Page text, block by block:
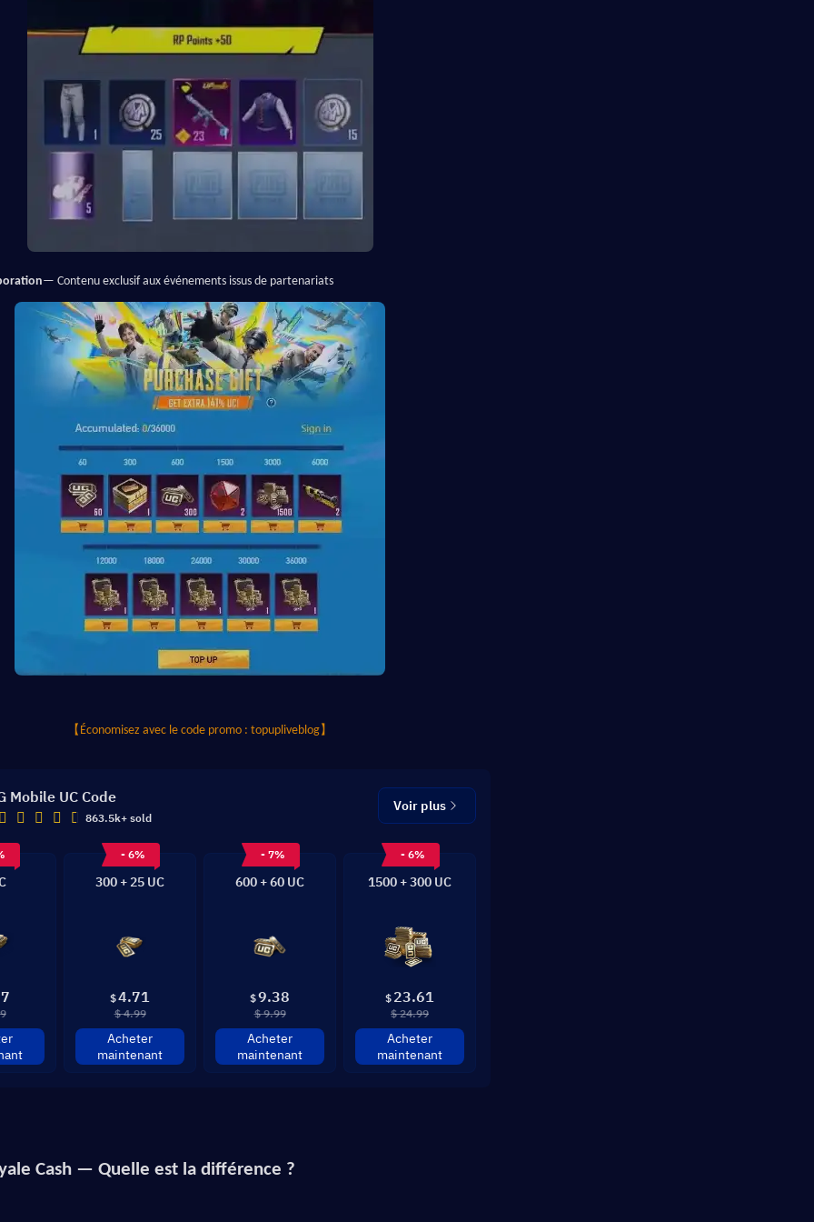
— Contenu exclusif aux événements issus de partenariats
【Économisez avec le code promo : topupliveblog】
Mobile UC Code
863.5k+ sold
Voir plus
- 6%
300 + 25 UC
$4.71
$ 4.99
Acheter
maintenant
- 7%
600 + 60 UC
$9.38
$ 9.99
Acheter
maintenant
- 6%
1500 + 300 UC
$ 23.61
$ 24.99
Acheter
maintenant
Cash — Quelle est la différence ?